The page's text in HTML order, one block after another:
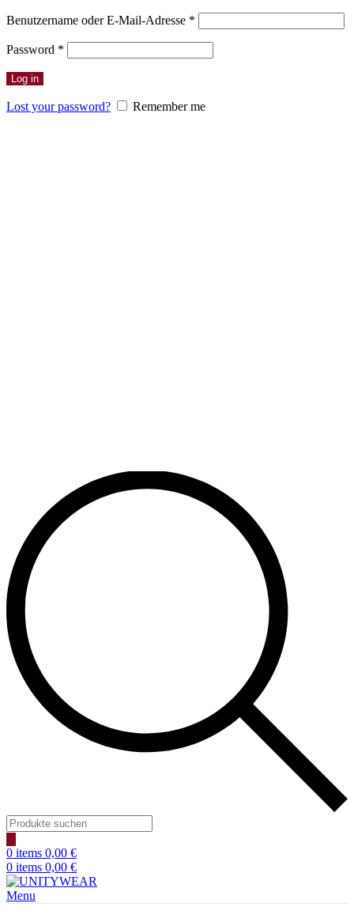
Benutzername oder E-Mail-Adresse *
Password *
Log in
Lost your password? Remember me
Products
search
0 items 0,00 €
0 items 0,00 €
Menu